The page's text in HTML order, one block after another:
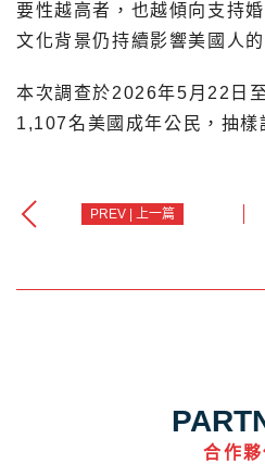
要性越高者，也越傾向支持
文化背景仍持續影響美國人
本次調查於2026年5月22日
1,107名美國成年公民，抽樣
PREV | 上一篇
合作夥